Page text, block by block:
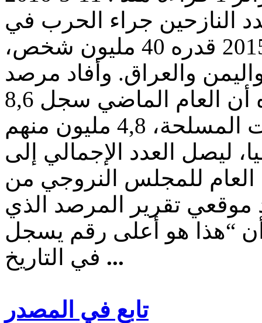
النازحين جراء الحرب في
العالم بلغ رقما قياسيا في العام 2015 قدره 40 مليون شخص،
والعراق. وأفاد مرصد
أوضاع النزوح الداخلي في تقريره أن العام الماضي سجل 8,6
مليون نازح جديد بسبب النزاعات المسلحة، 4,8 مليون منهم
ليصل العدد الإجمالي إلى
العام للمجلس النروجي من
موقعي تقرير المرصد الذي
أن “هذا هو أعلى رقم يسجل
...
تابع في المصدر